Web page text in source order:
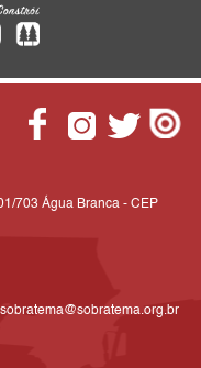
703 Água Branca - CEP
sobratema@sobratema.org.br